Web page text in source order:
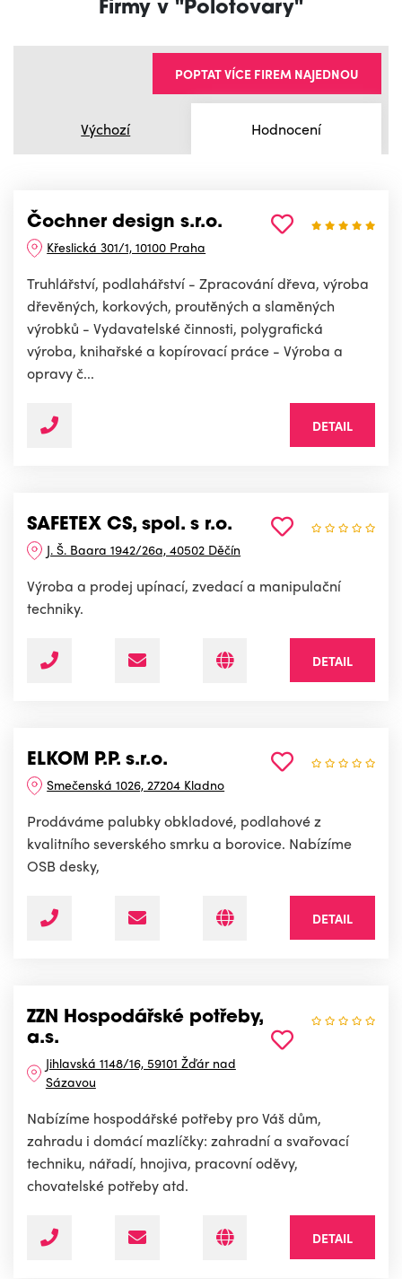
Firmy v "Polotovary"
Výchozí Hodnocení
POPTAT VÍCE FIREM NAJEDNOU
Čochner design s.r.o.
Křeslická 301/1, 10100 Praha
Truhlářství, podlahářství - Zpracování dřeva, výroba
dřevěných, korkových, proutěných a slaměných
výrobků - Vydavatelské činnosti, polygrafická
výroba, knihařské a kopírovací práce - Výroba a
opravy č...
DETAIL
SAFETEX CS, spol. s r.o.
J. Š. Baara 1942/26a, 40502 Děčín
Výroba a prodej upínací, zvedací a manipulační
techniky.
DETAIL
ELKOM P.P. s.r.o.
Smečenská 1026, 27204 Kladno
Prodáváme palubky obkladové, podlahové z
kvalitního severského smrku a borovice. Nabízíme
OSB desky,
DETAIL
ZZN Hospodářské potřeby,
a.s.
Jihlavská 1148/16, 59101 Žďár nad
Sázavou
Nabízíme hospodářské potřeby pro Váš dům,
zahradu i domácí mazlíčky: zahradní a svařovací
techniku, nářadí, hnojiva, pracovní oděvy,
chovatelské potřeby atd.
DETAIL